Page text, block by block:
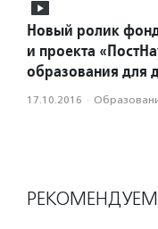
Новый ролик
и проекта
образования для
17.10.2016 ·
РЕКОМЕНДУЕМ